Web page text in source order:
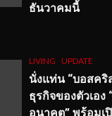
ธันวาคมนี้
LIVING UPDATE
นั่งแท่น “บอสคริ
ธุรกิจของตัวเอง
อนาคต” พร้อมเ